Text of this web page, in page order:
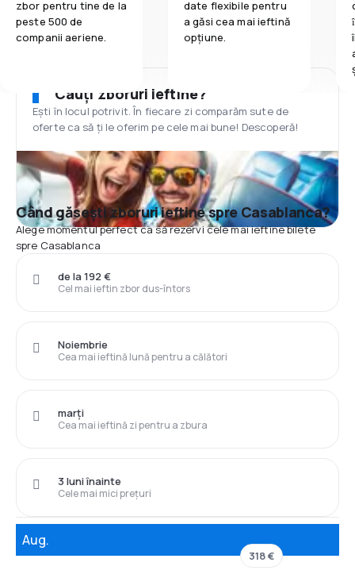
zbor pentru tine de la
peste 500 de
companii aeriene.
date flexibile pentru
a găsi cea mai ieftină
opțiune.
Cauți zboruri ieftine?
Ești în locul potrivit. În fiecare zi comparăm sute de
oferte ca să ți le oferim pe cele mai bune! Descoperă!
Când găsești zboruri ieftine spre Casablanca?
Alege momentul perfect ca să rezervi cele mai ieftine bilete
spre Casablanca
Cel mai ieftin zbor dus-întors
de la 192 €
Cea mai ieftină lună pentru a călători
Noiembrie
Cea mai ieftină zi pentru a zbura
marți
Cele mai mici prețuri
3 luni înainte
Aug.
318 €